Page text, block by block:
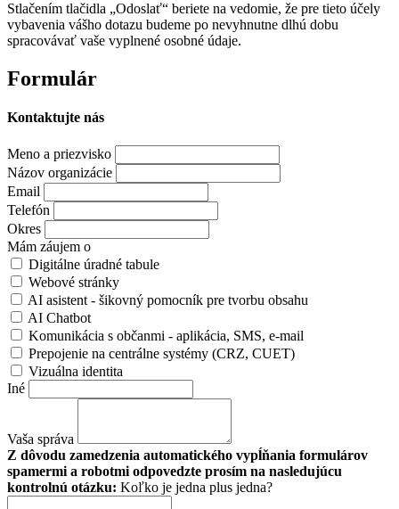
Stlačením tlačidla „Odoslať“ beriete na vedomie, že pre tieto účely
vybavenia vášho dotazu budeme po nevyhnutne dlhú dobu
spracovávať vaše vyplnené osobné údaje.
Formulár
Kontaktujte nás
Meno a priezvisko
Názov organizácie
Email
Telefón
Okres
Mám záujem o
Digitálne úradné tabule
Webové stránky
AI asistent - šikovný pomocník pre tvorbu obsahu
AI Chatbot
Komunikácia s občanmi - aplikácia, SMS, e-mail
Prepojenie na centrálne systémy (CRZ, CUET)
Vizuálna identita
Iné
Vaša správa
Z dôvodu zamedzenia automatického vypĺňania formulárov
spamermi a robotmi odpovedzte prosím na nasledujúcu
kontrolnú otázku: Koľko je jedna plus jedna?